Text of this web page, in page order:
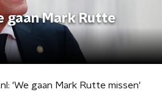
gaan Mark Rutte
'We gaan Mark Rutte missen'